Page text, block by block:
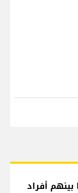
25 شخصًا بينهم أفراد